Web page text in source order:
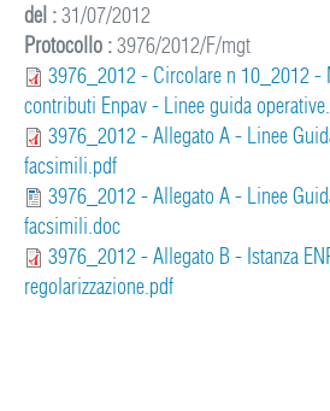
del :31/07/2012
Protocollo :3976/2012/F/mgt
3976_2012 - Circolare n 10_2012 -
contributi Enpav - Linee guida
3976_2012 - Allegato A - Linee
facsimili.pdf
3976_2012 - Allegato A - Linee
facsimili.doc
3976_2012 - Allegato B - Istanza
regolarizzazione.pdf